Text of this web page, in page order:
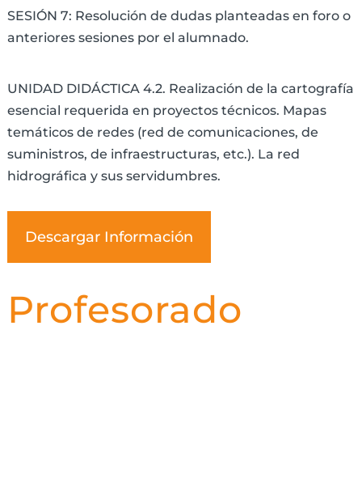
SESIÓN 7: Resolución de dudas planteadas en foro o
anteriores sesiones por el alumnado.
UNIDAD DIDÁCTICA 4.2. Realización de la cartografía
esencial requerida en proyectos técnicos. Mapas
temáticos de redes (red de comunicaciones, de
suministros, de infraestructuras, etc.). La red
hidrográfica y sus servidumbres.
Descargar Información
Profesorado